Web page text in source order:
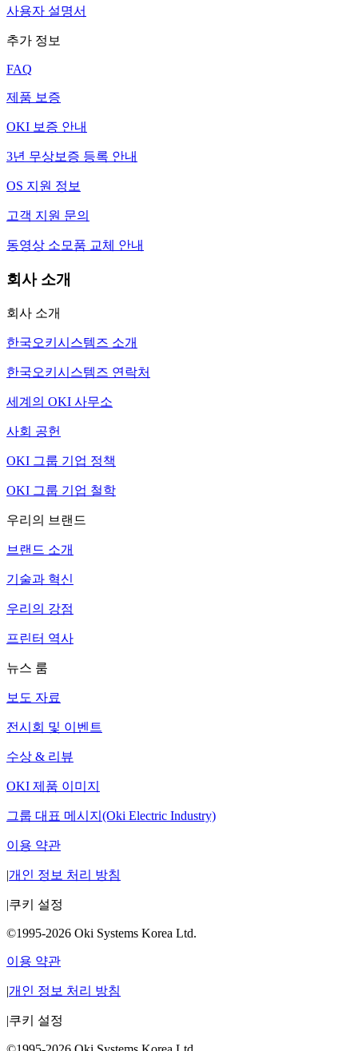
사용자 설명서
추가 정보
FAQ
제품 보증
OKI 보증 안내
3년 무상보증 등록 안내
OS 지원 정보
고객 지원 문의
동영상 소모품 교체 안내
회사 소개
회사 소개
한국오키시스템즈 소개
한국오키시스템즈 연락처
세계의 OKI 사무소
사회 공헌
OKI 그룹 기업 정책
OKI 그룹 기업 철학
우리의 브랜드
브랜드 소개
기술과 혁신
우리의 강점
프린터 역사
뉴스 룸
보도 자료
전시회 및 이벤트
수상 & 리뷰
OKI 제품 이미지
그룹 대표 메시지(Oki Electric Industry)
이용 약관
|개인 정보 처리 방침
|쿠키 설정
©1995-2026 Oki Systems Korea Ltd.
이용 약관
|개인 정보 처리 방침
|쿠키 설정